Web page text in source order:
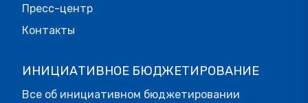
Пресс-центр
Контакты
ИНИЦИАТИВНОЕ БЮДЖЕТИРОВАНИЕ
Все об инициативном бюджетировании